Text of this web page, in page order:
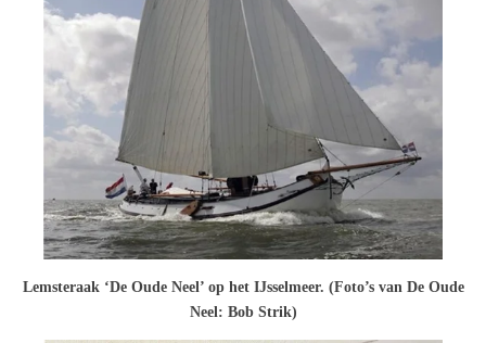
Lemsteraak ‘De Oude Neel’ op het IJsselmeer. (Foto’s van De Oude
Neel: Bob Strik)